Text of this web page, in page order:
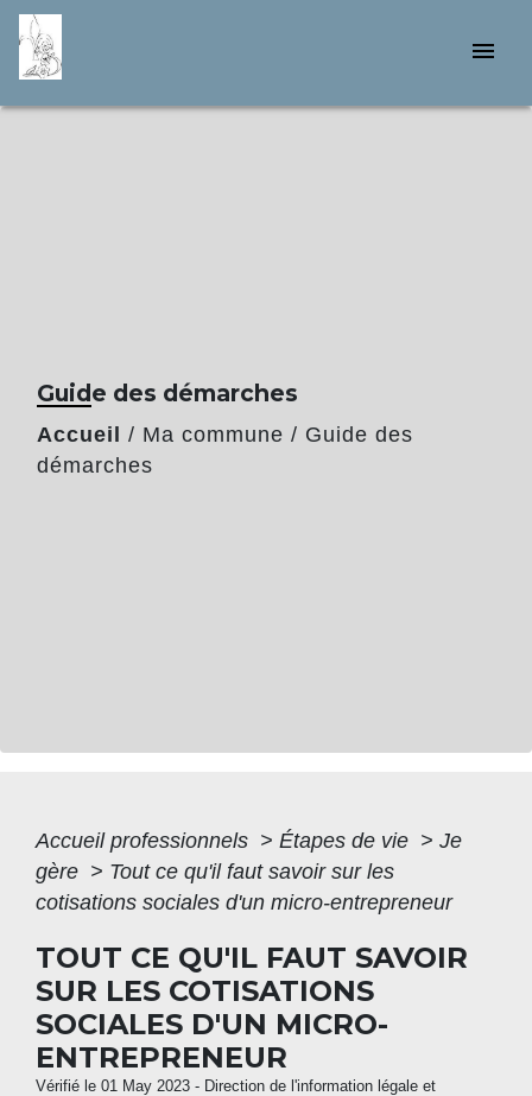
menu
Guide des démarches
Accueil / Ma commune / Guide des
démarches
Accueil professionnels > Étapes de vie > Je
gère > Tout ce qu'il faut savoir sur les
cotisations sociales d'un micro-entrepreneur
TOUT CE QU'IL FAUT SAVOIR
SUR LES COTISATIONS
SOCIALES D'UN MICRO-
ENTREPRENEUR
Vérifié le 01 May 2023 - Direction de l'information légale et